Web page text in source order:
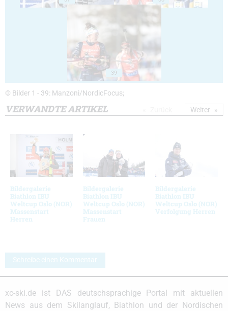
39
© Bilder 1 - 39: Manzoni/NordicFocus;
VERWANDTE ARTIKEL
Bildergalerie
Biathlon IBU
Weltcup Oslo (NOR)
Massenstart
Herren
Bildergalerie
Biathlon IBU
Weltcup Oslo (NOR)
Massenstart
Frauen
Bildergalerie
Biathlon IBU
Weltcup Oslo (NOR)
Verfolgung Herren
Weiter
Schreibe einen Kommentar
xc-ski.de ist DAS deutschsprachige Portal mit aktuellen
News aus dem Skilanglauf, Biathlon und der Nordischen